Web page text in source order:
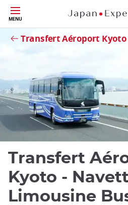
Skip
to
main
content
MENU
Transfert Aéroport Kyoto
Fermer
Transfert
Kyoto -
Limousine